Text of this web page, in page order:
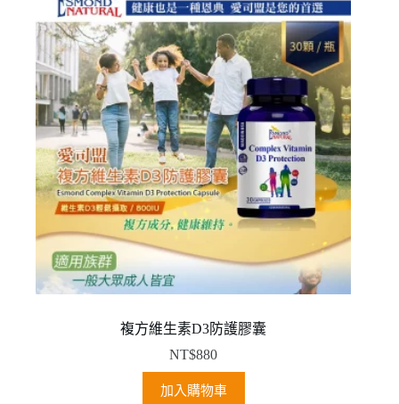
複方維生素D3防護膠囊
NT$880
加入購物車